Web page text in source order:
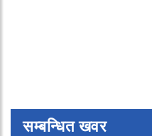
सम्बन्धित खवर